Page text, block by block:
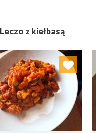
Leczo z kiełbasą
Dodaj do ulubionych
Wybierz listę: